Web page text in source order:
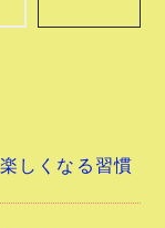
しくなる習慣